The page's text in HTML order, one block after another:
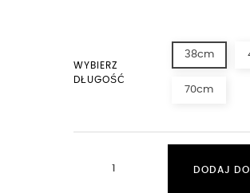
WYBIERZ
DŁUGOŚĆ
38cm
70cm
DODAJ